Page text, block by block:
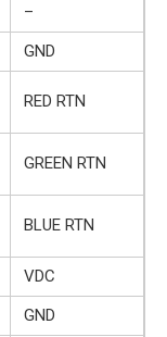
–
GND
RED RTN
GREEN RTN
BLUE RTN
VDC
GND